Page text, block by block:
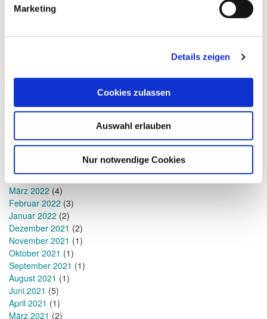
Marketing
Details zeigen
Cookies zulassen
Auswahl erlauben
Nur notwendige Cookies
November 2023
September 2023
Juli 2023(1)
Januar 2023(1)
November 2022
Oktober 2022(1)
Juli 2022(2)
April 2022(4)
März 2022 (4)
Februar 2022 (3)
Januar 2022 (2)
Dezember 2021 (2)
November 2021 (1)
Oktober 2021 (1)
September 2021 (1)
August 2021 (1)
Juni 2021 (5)
April 2021 (1)
März 2021 (2)